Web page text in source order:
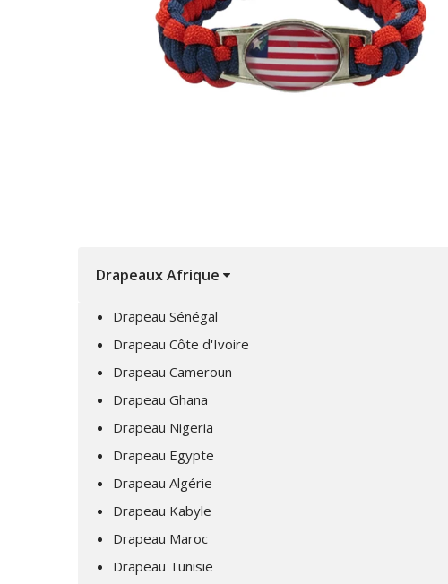
Drapeaux Afrique
Drapeau Sénégal
Drapeau Côte d'Ivoire
Drapeau Cameroun
Drapeau Ghana
Drapeau Nigeria
Drapeau Egypte
Drapeau Algérie
Drapeau Kabyle
Drapeau Maroc
Drapeau Tunisie